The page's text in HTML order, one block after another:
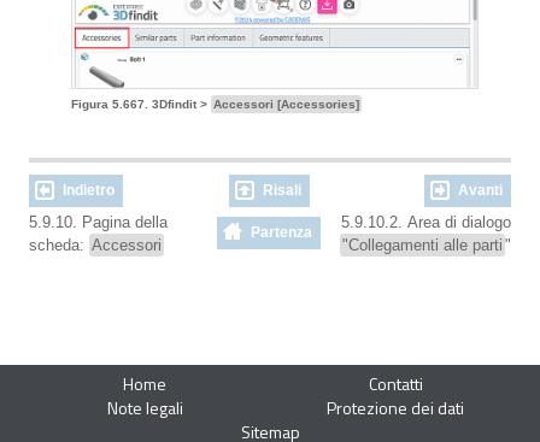
Figura 5.667. 3Dfindit > Accessori [Accessories]
Indietro Risali Avanti
5.9.10. Pagina della
scheda: Accessori
Partenza
5.9.10.2. Area di dialogo
"Collegamenti alle parti "
Home
Contatti
Note legali
Protezione dei dati
Sitemap